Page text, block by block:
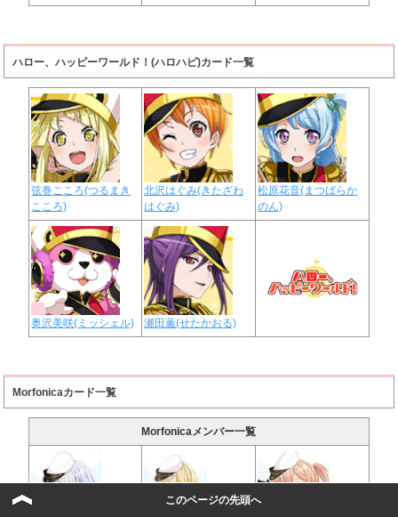
ハロー、ハッピーワールド！(ハロハピ)カード一覧
弦巻こころ(つるまき
こころ)
北沢はぐみ(きたざわ
はぐみ)
松原花音(まつばらか
のん)
奥沢美咲(ミッシェル) 瀬田薫(せたかおる)
Morfonicaカード一覧
Morfonicaメンバー一覧
このページの先頭へ